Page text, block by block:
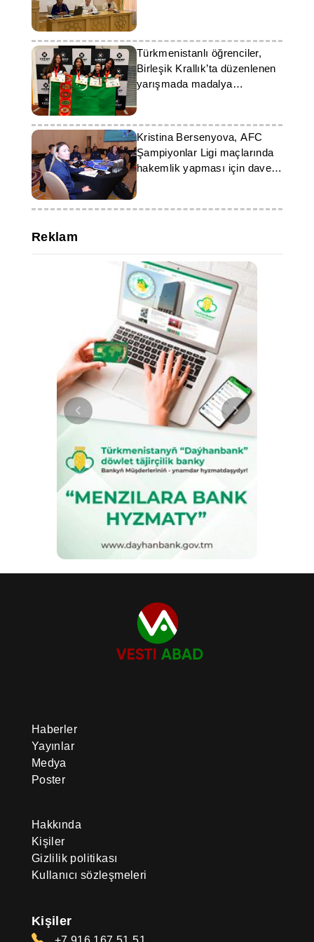
işbirliğinin geliştirilmesinde önemli
bir adım oldu ve bilim, eğitim ve
ekoloji alanlarında ortak projelerin
hayata geçirilmesi için zemin
hazırladı.
Türkmenistanlı öğrenciler,
Birleşik Krallık’ta düzenlenen
yarışmada madalya
kazandılar
Kristina Bersenyova, AFC
Şampiyonlar Ligi maçlarında
hakemlik yapması için davet
aldı
Reklam
Haberler
Yayınlar
Medya
Poster
Hakkında
Kişiler
Gizlilik politikası
Kullanıcı sözleşmeleri
Kişiler